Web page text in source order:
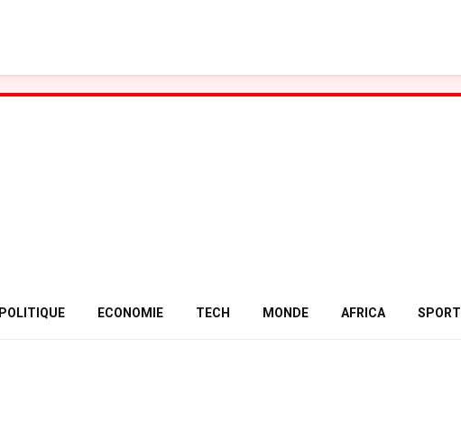
POLITIQUE ECONOMIE TECH MONDE AFRICA SPORT